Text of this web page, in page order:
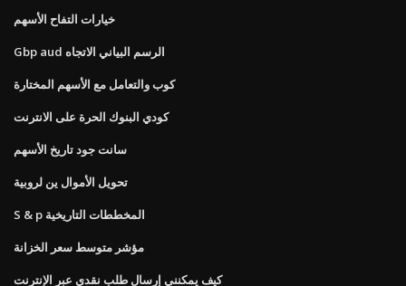
خيارات التفاح الأسهم
Gbp aud الرسم البياني الاتجاه
كوب والتعامل مع الأسهم المختارة
كودي البنوك الحرة على الانترنت
سانت جود تاريخ الأسهم
تحويل الأموال ين لروبية
S & p المخططات التاريخية
مؤشر متوسط ​​سعر الخزانة
كيف يمكنني إرسال طلب نقدي عبر الإنترنت